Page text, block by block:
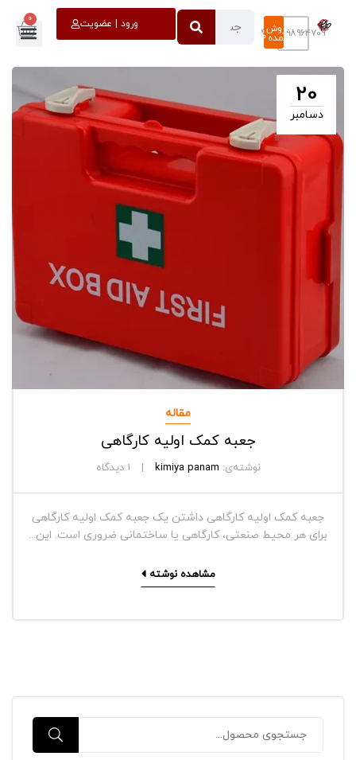
۰۹۳۹۸۹۶۴۷۰۹
فروش
عمده
ورود | عضویت 0
20
دسامبر
مقاله
جعبه کمک اولیه کارگاهی
نوشته‌ی: kimiya panam دیدگاه
جعبه کمک اولیه کارگاهی داشتن یک جعبه کمک اولیه کارگاهی
برای هر محیط صنعتی، کارگاهی یا ساختمانی ضروری است. این...
مشاهده نوشته